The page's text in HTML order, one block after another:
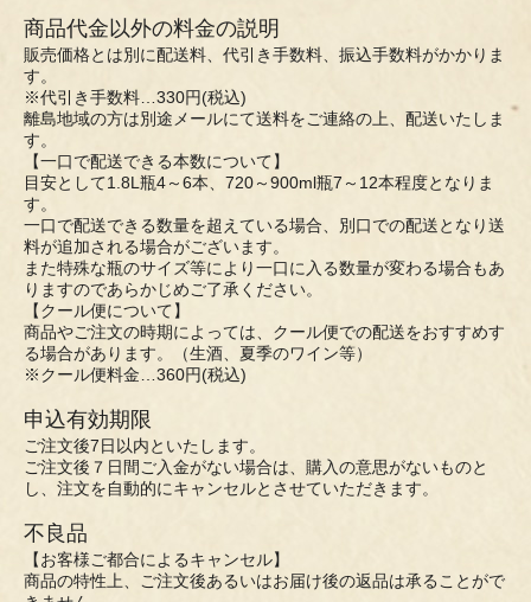
商品代金以外の料金の説明
販売価格とは別に配送料、代引き手数料、振込手数料がかかりま
す。
※代引き手数料…330円(税込)
離島地域の方は別途メールにて送料をご連絡の上、配送いたしま
す。
【一口で配送できる本数について】
目安として1.8L瓶4～6本、720～900ml瓶7～12本程度となりま
す。
一口で配送できる数量を超えている場合、別口での配送となり送
料が追加される場合がございます。
また特殊な瓶のサイズ等により一口に入る数量が変わる場合もあ
りますのであらかじめご了承ください。
【クール便について】
商品やご注文の時期によっては、クール便での配送をおすすめす
る場合があります。（生酒、夏季のワイン等）
※クール便料金…360円(税込)
申込有効期限
ご注文後7日以内といたします。
ご注文後７日間ご入金がない場合は、購入の意思がないものと
し、注文を自動的にキャンセルとさせていただきます。
不良品
【お客様ご都合によるキャンセル】
商品の特性上、ご注文後あるいはお届け後の返品は承ることがで